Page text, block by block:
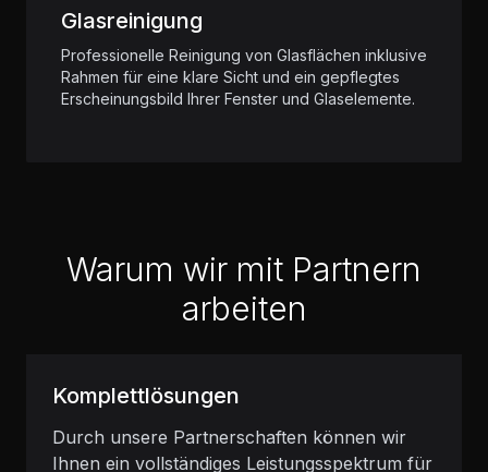
Glasreinigung
Professionelle Reinigung von Glasflächen inklusive
Rahmen für eine klare Sicht und ein gepflegtes
Erscheinungsbild Ihrer Fenster und Glaselemente.
Warum wir mit Partnern
arbeiten
Komplettlösungen
Durch unsere Partnerschaften können wir
Ihnen ein vollständiges Leistungsspektrum für